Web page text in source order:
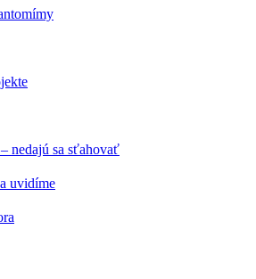
nedajú sa sťahovať
uvidíme